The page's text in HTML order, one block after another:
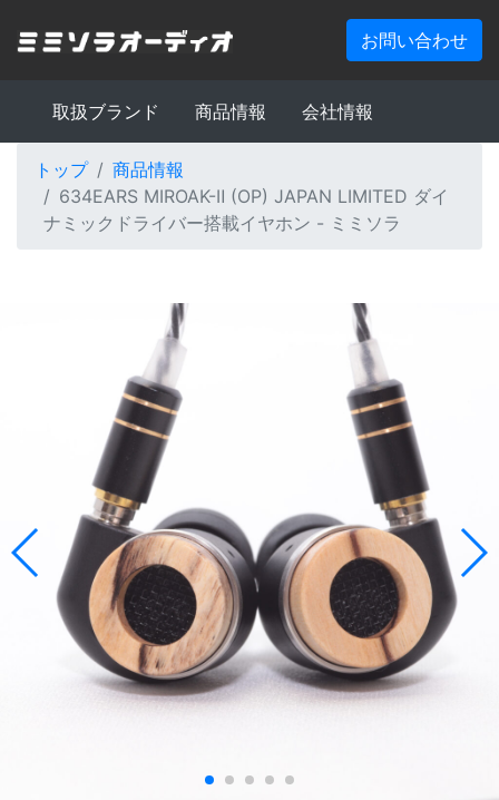
お問い合わせ
取扱ブランド 商品情報 会社情報
トップ
商品情報
634EARS MIROAK-Ⅱ (OP) JAPAN LIMITED ダイ
ナミックドライバー搭載イヤホン - ミミソラ